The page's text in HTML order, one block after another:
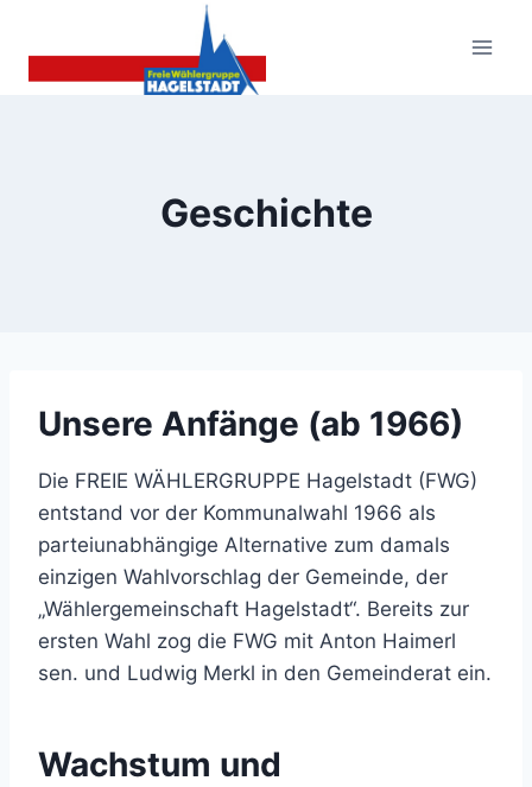
springen
Geschichte
Unsere Anfänge (ab 1966)
Die FREIE WÄHLERGRUPPE Hagelstadt (FWG)
entstand vor der Kommunalwahl 1966 als
parteiunabhängige Alternative zum damals
einzigen Wahlvorschlag der Gemeinde, der
„Wählergemeinschaft Hagelstadt“. Bereits zur
ersten Wahl zog die FWG mit Anton Haimerl
sen. und Ludwig Merkl in den Gemeinderat ein.
Wachstum und